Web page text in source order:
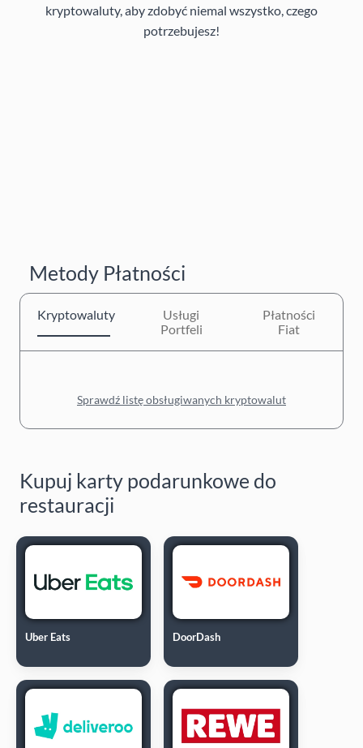
kryptowaluty, aby zdobyć niemal wszystko, czego
potrzebujesz!
Metody Płatności
Kryptowaluty
Usługi
Portfeli
Płatności
Fiat
Sprawdź listę obsługiwanych kryptowalut
Kupuj karty podarunkowe do
restauracji
Uber Eats DoorDash